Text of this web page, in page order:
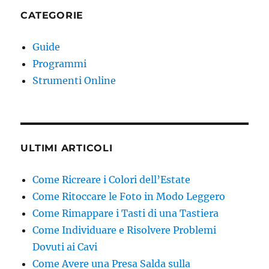
CATEGORIE
Guide
Programmi
Strumenti Online
ULTIMI ARTICOLI
Come Ricreare i Colori dell’Estate
Come Ritoccare le Foto in Modo Leggero
Come Rimappare i Tasti di una Tastiera
Come Individuare e Risolvere Problemi
Dovuti ai Cavi
Come Avere una Presa Salda sulla